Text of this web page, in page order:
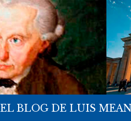
EL BLOG DE LUIS